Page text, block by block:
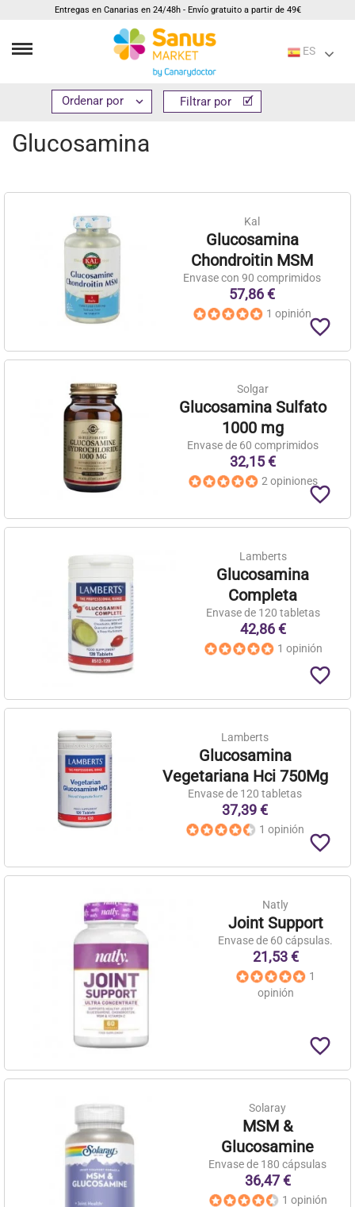
Entregas en Canarias en 24/48h - Envío gratuito a partir de 49€
ES
Suplementos Colágenos y cartílago Glucosamina
Glucosamina
 Filtrar por
Kal
Glucosamina
Chondroitin MSM
Envase con 90 comprimidos
57,86 €
1 opinión
favorite_border
Solgar
Glucosamina Sulfato
1000 mg
Envase de 60 comprimidos
32,15 €
2 opiniones
favorite_border
Lamberts
Glucosamina
Completa
Envase de 120 tabletas
42,86 €
1 opinión
favorite_border
Lamberts
Glucosamina
Vegetariana Hci 750Mg
Envase de 120 tabletas
37,39 €
1 opinión
favorite_border
Natly
Joint Support
Envase de 60 cápsulas.
21,53 €
1
opinión
favorite_border
Solaray
MSM &
Glucosamine
Envase de 180 cápsulas
36,47 €
1 opinión
 Filtrar por